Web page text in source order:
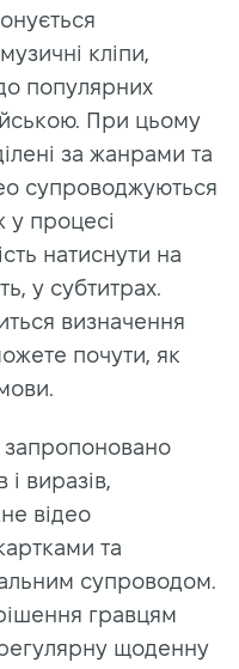
кліпи,
популярних
При цьому
за жанрами та
супроводжуються
у процесі
натиснути на
у субтитрах.
визначення
почути, як
запропоновано
і виразів,
відео
та
супроводом.
гравцям
щоденну